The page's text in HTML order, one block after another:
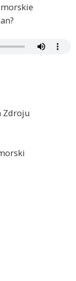
Zdroju